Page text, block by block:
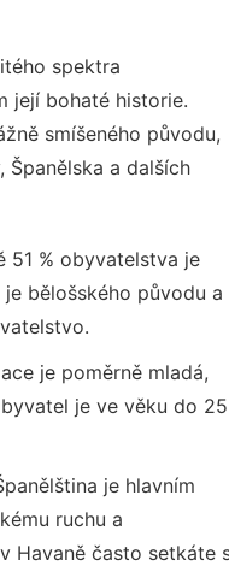
spektra
její bohaté historie.
smíšeného původu,
Španělska a dalších
51 % obyvatelstva je
bělošského původu a
je poměrně mladá,
je ve věku do 25
je hlavním
ruchu a
Havaně často setkáte